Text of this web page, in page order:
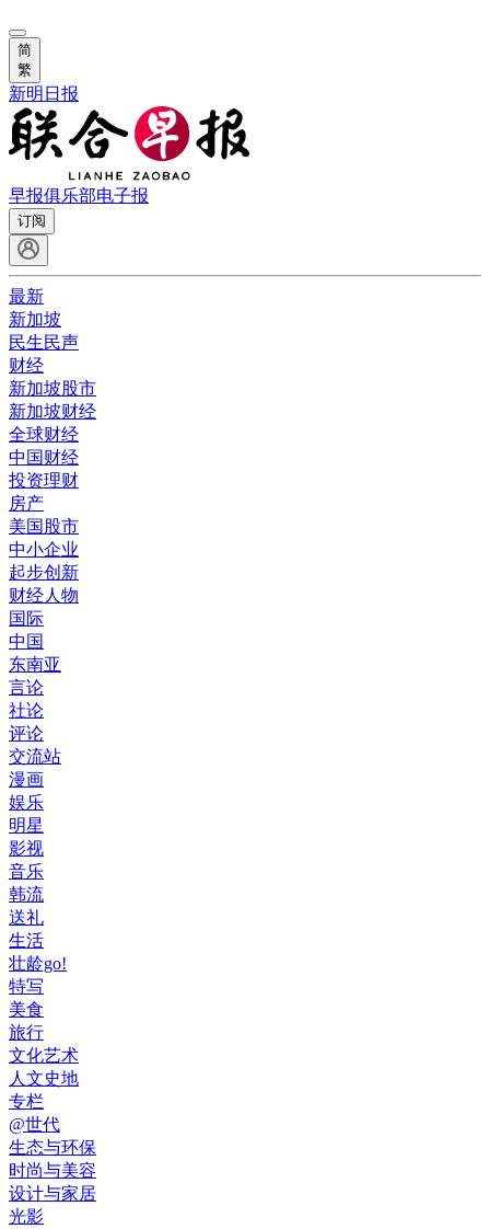
简
繁
新明日报
早报俱乐部电子报
订阅
最新
新加坡
民生民声
财经
新加坡股市
新加坡财经
全球财经
中国财经
投资理财
房产
美国股市
中小企业
起步创新
财经人物
国际
中国
东南亚
言论
社论
评论
交流站
漫画
娱乐
明星
影视
音乐
韩流
送礼
生活
壮龄go!
特写
美食
旅行
文化艺术
人文史地
专栏
@世代
生态与环保
时尚与美容
设计与家居
光影